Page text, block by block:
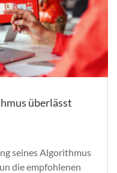
überlässt
seines Algorithmus
die empfohlenen